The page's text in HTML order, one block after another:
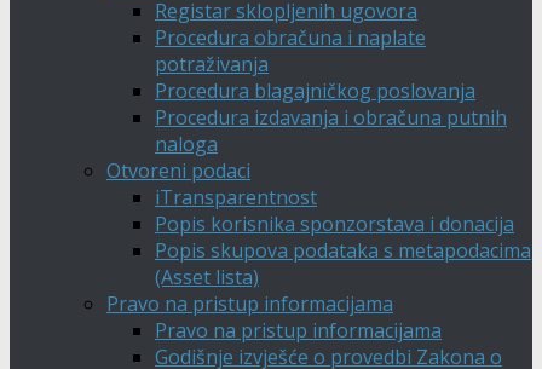
Registar sklopljenih ugovora
Procedura obračuna i naplate
potraživanja
Procedura blagajničkog poslovanja
Procedura izdavanja i obračuna putnih
naloga
Otvoreni podaci
iTransparentnost
Popis korisnika sponzorstava i donacija
Popis skupova podataka s metapodacima
(Asset lista)
Pravo na pristup informacijama
Pravo na pristup informacijama
Godišnje izvješće o provedbi Zakona o